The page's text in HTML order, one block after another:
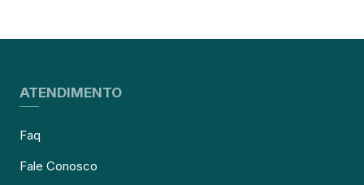
ATENDIMENTO
Faq
Fale Conosco